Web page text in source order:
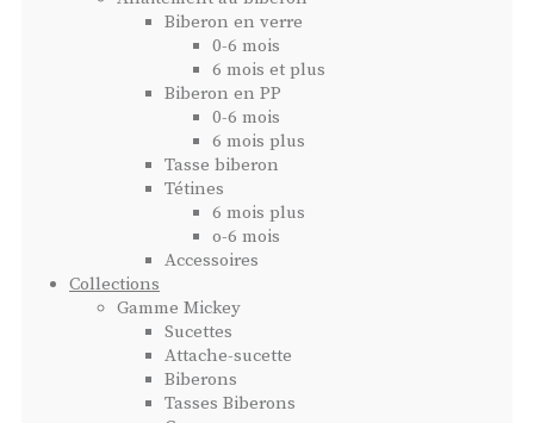
Biberon en verre
0-6 mois
6 mois et plus
Biberon en PP
0-6 mois
6 mois plus
Tasse biberon
Tétines
6 mois plus
o-6 mois
Accessoires
Collections
Gamme Mickey
Sucettes
Attache-sucette
Biberons
Tasses Biberons